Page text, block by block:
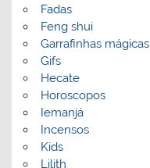
Fadas
Feng shui
Garrafinhas mágicas
Gifs
Hecate
Horoscopos
Iemanjá
Incensos
Kids
Lilith